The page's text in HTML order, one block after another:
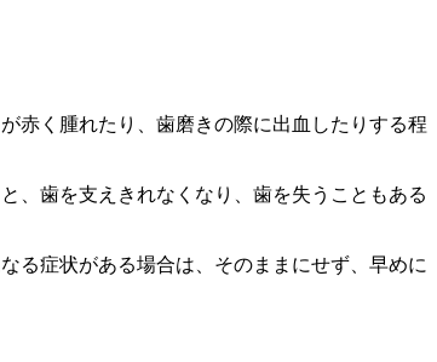
赤く腫れたり、歯磨きの際に出血したりする程
、歯を支えきれなくなり、歯を失うこともある
る症状がある場合は、そのままにせず、早めに